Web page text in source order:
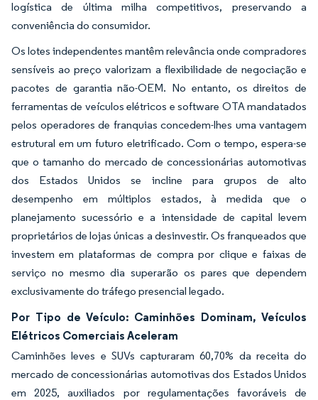
logística de última milha competitivos, preservando a
conveniência do consumidor.
Os lotes independentes mantêm relevância onde compradores
sensíveis ao preço valorizam a flexibilidade de negociação e
pacotes de garantia não-OEM. No entanto, os direitos de
ferramentas de veículos elétricos e software OTA mandatados
pelos operadores de franquias concedem-lhes uma vantagem
estrutural em um futuro eletrificado. Com o tempo, espera-se
que o tamanho do mercado de concessionárias automotivas
dos Estados Unidos se incline para grupos de alto
desempenho em múltiplos estados, à medida que o
planejamento sucessório e a intensidade de capital levem
proprietários de lojas únicas a desinvestir. Os franqueados que
investem em plataformas de compra por clique e faixas de
serviço no mesmo dia superarão os pares que dependem
exclusivamente do tráfego presencial legado.
Por Tipo de Veículo: Caminhões Dominam, Veículos
Elétricos Comerciais Aceleram
Caminhões leves e SUVs capturaram 60,70% da receita do
mercado de concessionárias automotivas dos Estados Unidos
em 2025, auxiliados por regulamentações favoráveis de